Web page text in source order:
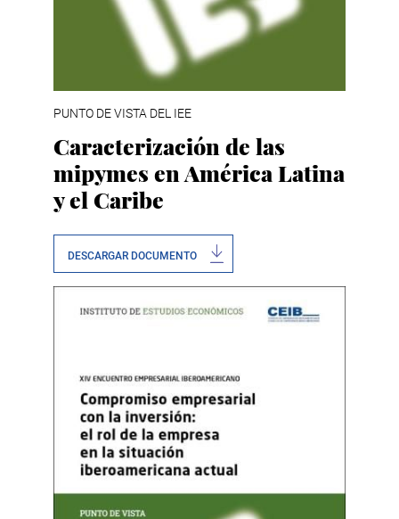
PUNTO DE VISTA DEL IEE
Caracterización de las
mipymes en América Latina
y el Caribe
DESCARGAR DOCUMENTO